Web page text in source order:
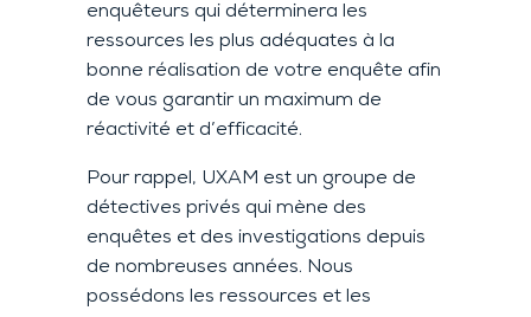
enquêteurs qui déterminera les
ressources les plus adéquates à la
bonne réalisation de votre enquête afin
de vous garantir un maximum de
réactivité et d’efficacité.
Pour rappel, UXAM est un groupe de
détectives privés qui mène des
enquêtes et des investigations depuis
de nombreuses années. Nous
possédons les ressources et les